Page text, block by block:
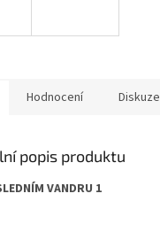
Hodnocení Diskuze
popis produktu
VANDRU 1